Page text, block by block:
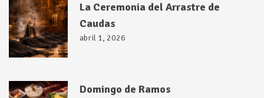
La Ceremonia del Arrastre de
Caudas
abril 1, 2026
Domingo de Ramos